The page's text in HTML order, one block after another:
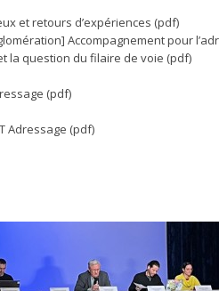
et retours d’expériences (pdf)
Accompagnement pour
la question du filaire de voie (pdf)
(pdf)
Adressage (pdf)